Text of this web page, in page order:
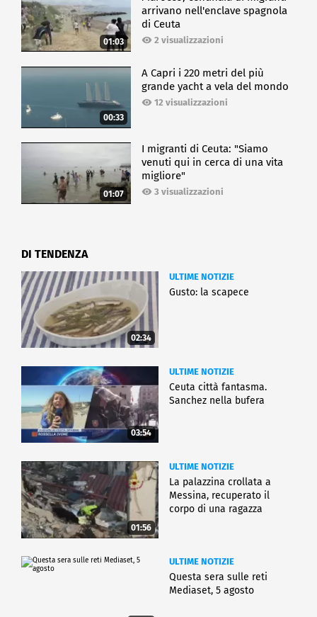
01:03
arrivano nell'enclave spagnola
di Ceuta
2 visualizzazioni
00:33
A Capri i 220 metri del più
grande yacht a vela del mondo
12 visualizzazioni
01:07
I migranti di Ceuta: "Siamo
venuti qui in cerca di una vita
migliore"
3 visualizzazioni
DI TENDENZA
02:34
ULTIME NOTIZIE
Gusto: la scapece
03:54
ULTIME NOTIZIE
Ceuta città fantasma.
Sanchez nella bufera
01:56
ULTIME NOTIZIE
La palazzina crollata a
Messina, recuperato il
corpo di una ragazza
ULTIME NOTIZIE
Questa sera sulle reti
Mediaset, 5 agosto